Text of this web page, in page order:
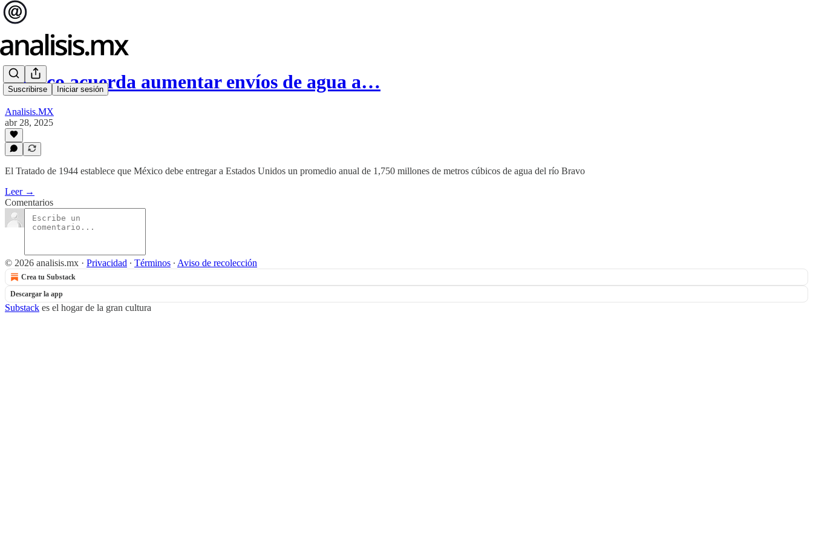
Suscribirse Iniciar sesión
México acuerda aumentar envíos de agua a…
Analisis.MX
abr 28, 2025
El Tratado de 1944 establece que México debe entregar a Estados Unidos un promedio anual de 1,750 millones de metros cúbicos de agua del río Bravo
Leer →
Comentarios
© 2026 analisis.mx · Privacidad ∙ Términos ∙ Aviso de recolección
Crea tu Substack
Descargar la app
Substack es el hogar de la gran cultura